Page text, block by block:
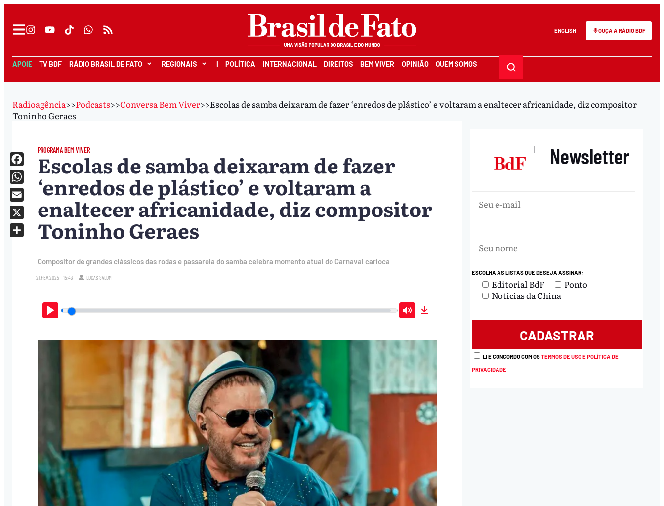
ENGLISH OUÇA A RÁDIO BDF
APOIE TV BDF RÁDIO BRASIL DE FATO REGIONAIS I POLÍTICA INTERNACIONAL DIREITOS BEM VIVER OPINIÃO QUEM SOMOS
Radioagência>>Podcasts>>Conversa Bem Viver>>Escolas de samba deixaram de fazer ‘enredos de plástico’ e voltaram a enaltecer africanidade, diz compositor
Toninho Geraes
PROGRAMA BEM VIVER
Escolas de samba deixaram de fazer
‘enredos de plástico’ e voltaram a
enaltecer africanidade, diz compositor
Toninho Geraes
Compositor de grandes clássicos das rodas e passarela do samba celebra momento atual do Carnaval carioca
21.FEV.2025 - 15:43 LUCAS SALUM
Play Mute
Facebook
WhatsApp
Email
X
| Newsletter
ESCOLHA AS LISTAS QUE DESEJA ASSINAR:
Editorial BdF
Ponto
Notícias da China
LI E CONCORDO COM OSTERMOS DE USO E POLÍTICA DE
PRIVACIDADE